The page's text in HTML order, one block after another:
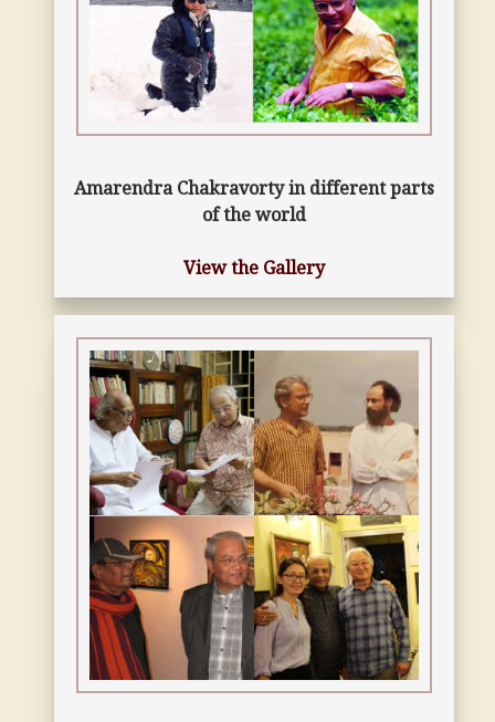
Amarendra Chakravorty in different parts
of the world
View the Gallery